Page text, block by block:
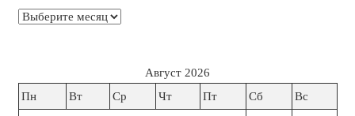
Архивы
Август 2026
Пн
Вт Ср Чт Пт Сб Вс